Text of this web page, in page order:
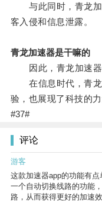
与此同时，青龙加
客入侵和信息泄露。
青龙加速器是干嘛的
因此，青龙加速器
在信息时代，青龙
验，也展现了科技的力
#37#
评论
游客
这款加速器app的功能有
一个自动切换线路的功能
路，从而获得更好的加速效